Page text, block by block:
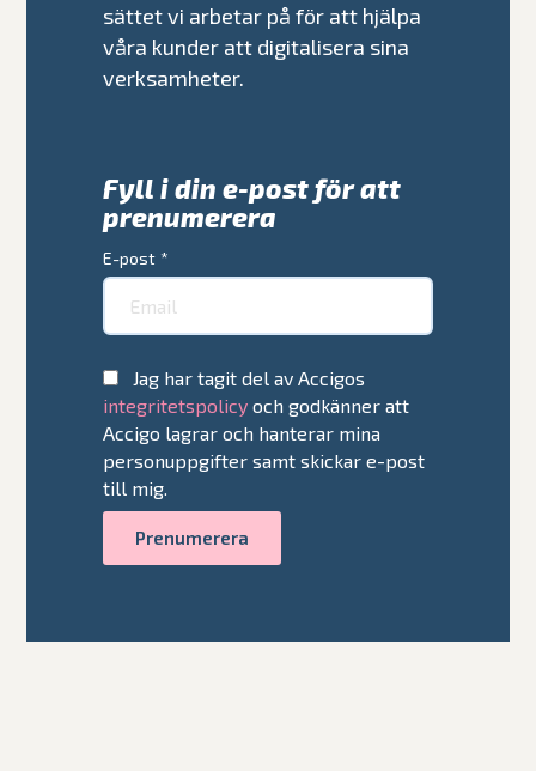
sättet vi arbetar på för att hjälpa
våra kunder att digitalisera sina
verksamheter.
Fyll i din e-post för att
prenumerera
E-post *
Jag har tagit del av Accigos
integritetspolicy och godkänner att
Accigo lagrar och hanterar mina
personuppgifter samt skickar e-post
till mig.